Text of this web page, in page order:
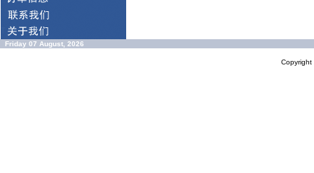
Friday 07 August, 2026